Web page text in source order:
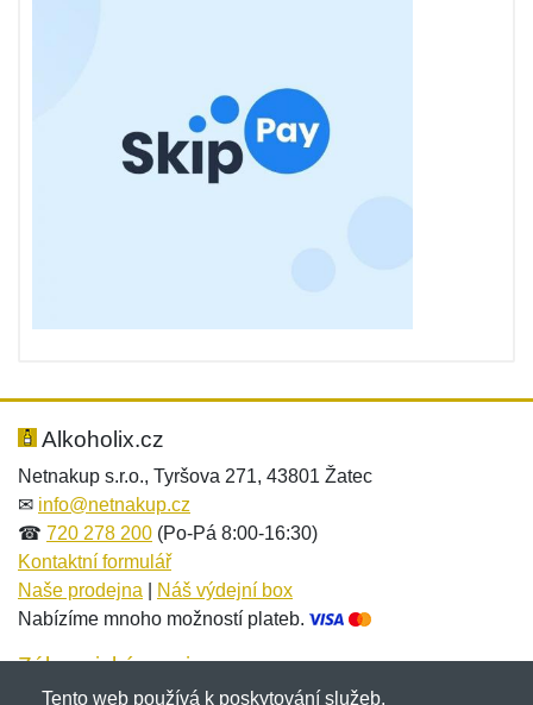
Alkoholix.cz
Netnakup s.r.o., Tyršova 271, 43801 Žatec
✉ info@netnakup.cz
☎ 720 278 200 (Po-Pá 8:00-16:30)
Kontaktní formulář
Naše prodejna
Náš výdejní box
Nabízíme mnoho možností plateb.
Zákaznický servis
Tento web používá k poskytování služeb,